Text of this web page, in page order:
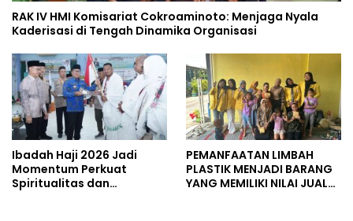
RAK IV HMI Komisariat Cokroaminoto: Menjaga Nyala
Kaderisasi di Tengah Dinamika Organisasi
Ibadah Haji 2026 Jadi
Momentum Perkuat
Spiritualitas dan
PEMANFAATAN LIMBAH
PLASTIK MENJADI BARANG
YANG MEMILIKI NILAI JUAL